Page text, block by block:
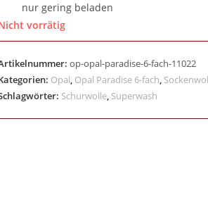
nur gering beladen
vorrätig
op-opal-paradise-6-fach-11022
Opal, Opal Paradise 6-fach,
Schurwolle, Superwash